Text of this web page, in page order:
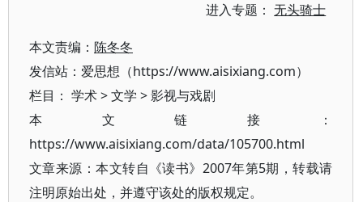
进入专题：无头骑士
本文责编： 陈冬冬
发信站：爱思想（https://www.aisixiang.com）
栏目： 学术>文学 >影视与戏剧
本文链接：
https://www.aisixiang.com/data/105700.html
文章来源：本文转自《读书》2007年第5期，转载请
注明原始出处，并遵守该处的版权规定。